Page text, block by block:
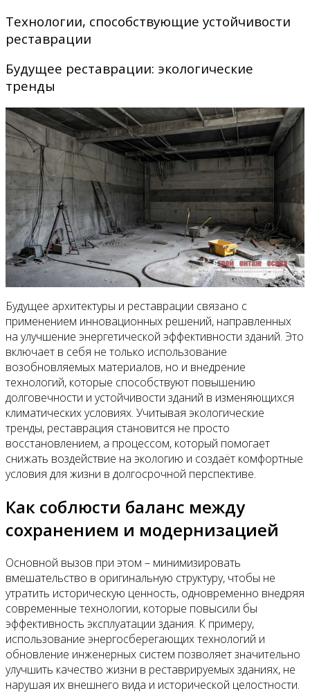
Технологии, способствующие устойчивости
реставрации
Будущее реставрации: экологические
тренды
Будущее архитектуры и реставрации связано с
применением инновационных решений, направленных
на улучшение энергетической эффективности зданий. Это
включает в себя не только использование
возобновляемых материалов, но и внедрение
технологий, которые способствуют повышению
долговечности и устойчивости зданий в изменяющихся
климатических условиях. Учитывая экологические
тренды, реставрация становится не просто
восстановлением, а процессом, который помогает
снижать воздействие на экологию и создаёт комфортные
условия для жизни в долгосрочной перспективе.
Как соблюсти баланс между
сохранением и модернизацией
Основной вызов при этом – минимизировать
вмешательство в оригинальную структуру, чтобы не
утратить историческую ценность, одновременно внедряя
современные технологии, которые повысили бы
эффективность эксплуатации здания. К примеру,
использование энергосберегающих технологий и
обновление инженерных систем позволяет значительно
улучшить качество жизни в реставрируемых зданиях, не
нарушая их внешнего вида и исторической целостности.